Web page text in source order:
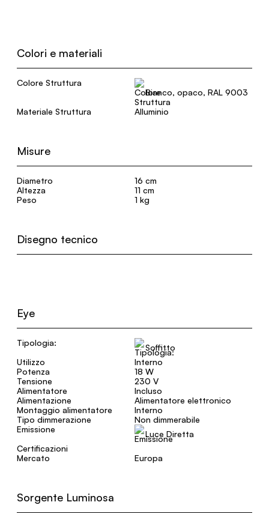
Colori e materiali
Colore Struttura
Bianco, opaco, RAL 9003
Materiale Struttura
Alluminio
Misure
Diametro
16 cm
Altezza
11 cm
Peso
1 kg
Disegno tecnico
Eye
Tipologia:
Soffitto
Utilizzo
Interno
Potenza
18 W
Tensione
230 V
Alimentatore
Incluso
Alimentazione
Alimentatore elettronico
Montaggio alimentatore
Interno
Tipo dimmerazione
Non dimmerabile
Emissione
Luce Diretta
Certificazioni
Mercato
Europa
Sorgente Luminosa